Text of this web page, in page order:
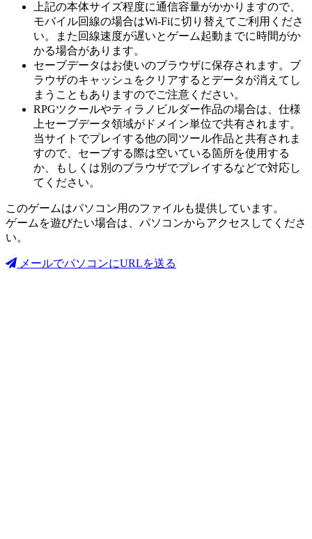
上記の本体サイズ程度に通信容量がかかりますので、
モバイル回線の場合はWi-Fiに切り替えてご利用くださ
い。また回線速度が遅いとゲーム起動までに時間がか
かる場合があります。
セーブデータはお使いのブラウザに保存されます。ブ
ラウザのキャッシュをクリアするとデータが消えてし
まうこともありますのでご注意ください。
RPGツクールやティラノビルダー作品の場合は、仕様
上セーブデータ領域がドメイン単位で共有されます。
当サイトでプレイする他の同ツール作品と共有されま
すので、セーブする際は空いている箇所を使用する
か、もしくは別のブラウザでプレイするなどで対応し
てください。
このゲームはパソコン用のファイルも提供しています。
ゲームを遊びたい場合は、パソコンからアクセスしてくださ
い。
メールでパソコンにURLを送る